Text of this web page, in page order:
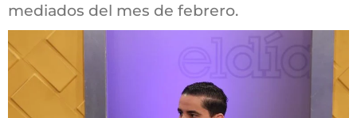
mediados del mes de febrero.